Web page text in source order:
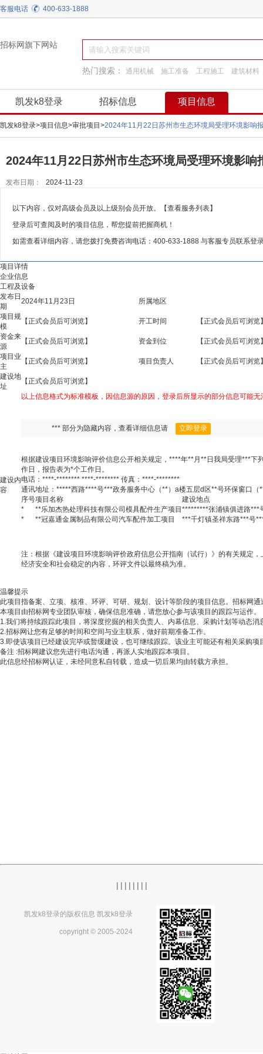
客服电话 400-633-1888
招标网旗下网站
热门搜索： 通用机械 施工准备 工程施工
建筑材料
凯发k8登录 招标信息 项目信息
凯发k8登录>项目信息>审批项目 >2024年11月22日苏州市生态环境局受理环境影响
2024年11月22日苏州市生态环境局受理环境影
发布日期： 2024-11-23
以下内容，仅对高级会员及以上级别会员开放。
【查看服务列表】
登录后可查阅及时的项目信息，帮您提前把握商机！
如需查看详细内容，请您拨打免费咨询电话： 400-633-1888 与客服专员联系登
项目详情
企业信息
工程及设备
发布日
期
2024年11月23日
所属地区
项目规
模
【正式会员后可浏览】 开工时间
【正式会员后可浏览
资金来
源
【正式会员后可浏览】 资金到位
【正式会员后可浏览
项目业
主
【正式会员后可浏览】 项目负责人
【正式会员后可浏览
建设地
址
【正式会员后可浏览】
以上信息格式为标准模板，因信息源的原因，登录后所显示的部分信息可能
建设内
容
*** 部分为隐藏内容，查看详细信息请 立即登录
根据建设项目环境影响评价信息公开相关规定，****年**月**日我局受理***
作日，报告表为*个工作日。
电话：****-******** ****-******** 传真：****-********
通讯地址：*****西路****号***政务服务中心（**）a楼五层d区**号环保窗口（
序号项目名称
建设地点
*
**乐加杰热处理科技有限公司模具配件生产项目 *********张浦镇俱进路***
*
**冠嘉通金属制品有限公司汽车配件加工项目 ***千灯镇圣祥东路***号
注：根据《建设项目环境影响评价政府信息公开指南（试行）》的有关规定
经济安全和社会稳定的内容，环评文件以最终稿为准。
温馨提示
此项目指备案、立项、核准、环评、可研、规划、设计等阶段的项目信息。招标网
本项目由招标网专业团队审核，确保信息准确，请您放心参与该项目的跟踪与运作。
1.我们将持续跟踪此项目，将深度挖掘的相关负责人、内幕信息、采购计划等动态
2.招标网让您有足够的时间和空间与业主联系，做好前期准备工作。
3.即使该项目已经建设完毕或暂缓建设，也可继续跟踪。该业主可能还有相关采购
备注 :招标网建议您先进行电话沟通，再派人实地跟踪本项目。
此信息经招标网认证，未经同意私自转载，造成一切后果均由转载方承担。
| | | | | | | |
凯发k8登录的版权信息 凯发k8登录
copyright © 2005-2024